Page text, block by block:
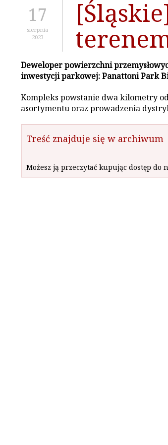
17
sierpnia
2023
Deweloper powierzchni
inwestycji parkowej: Panattoni Park
Kompleks powstanie dwa kilometry
asortymentu oraz prowadzenia
Treść znajduje się w archiwum
Możesz ją przeczytać kupując dostęp do